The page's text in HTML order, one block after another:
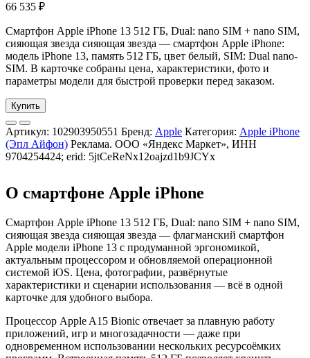
66 535 ₽
Смартфон Apple iPhone 13 512 ГБ, Dual: nano SIM + nano SIM,
сияющая звезда сияющая звезда — смартфон Apple iPhone:
модель iPhone 13, память 512 ГБ, цвет белый, SIM: Dual nano-
SIM. В карточке собраны цена, характеристики, фото и
параметры модели для быстрой проверки перед заказом.
Купить
Артикул: 102903950551 Бренд: Apple Категория: Apple iPhone
(Эпл Айфон) Реклама. ООО «Яндекс Маркет», ИНН
9704254424; erid: 5jtCeReNx12oajzd1b9JCYx
О смартфоне Apple iPhone
Смартфон Apple iPhone 13 512 ГБ, Dual: nano SIM + nano SIM,
сияющая звезда сияющая звезда — флагманский смартфон
Apple модели iPhone 13 с продуманной эргономикой,
актуальным процессором и обновляемой операционной
системой iOS. Цена, фотографии, развёрнутые
характеристики и сценарии использования — всё в одной
карточке для удобного выбора.
Процессор Apple A15 Bionic отвечает за плавную работу
приложений, игр и многозадачности — даже при
одновременном использовании нескольких ресурсоёмких